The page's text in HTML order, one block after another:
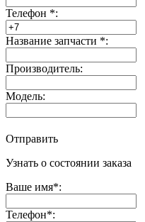
Телефон *:
Название запчасти *:
Производитель:
Модель:
Отправить
Узнать о состоянии заказа
Ваше имя*:
Телефон*: